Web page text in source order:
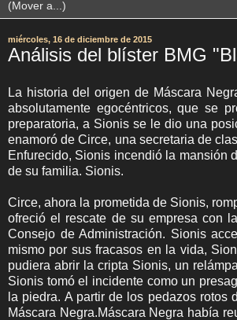
miércoles, 16 de diciembre de 2015
Análisis del blíster BMG
La historia del origen de Máscara
absolutamente egocéntricos, que se
preparatoria, a Sionis se le dio una
enamoró de Circe, una secretaria de
Enfurecido, Sionis incendió la mansión
de su familia. Sionis.
Circe, ahora la prometida de Sionis,
ofreció el rescate de su empresa con
Consejo de Administración. Sionis
mismo por sus fracasos en la vida,
pudiera abrir la cripta Sionis, un
Sionis tomó el incidente como un
la piedra. A partir de los pedazos
Máscara Negra.Máscara Negra había